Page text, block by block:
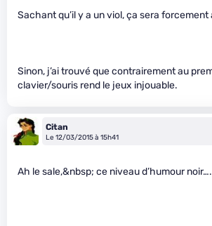
Sachant qu’il y a un viol, ça sera forcement
Sinon, j’ai trouvé que contrairement au
clavier/souris rend le jeux injouable.
Citan
Le 12/03/2015 à 15h41
Ah le sale,&nbsp; ce niveau d’humour noir….